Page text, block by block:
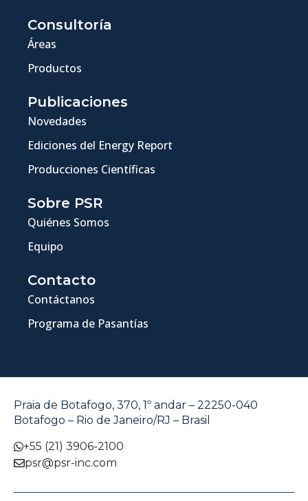
Consultoría
Áreas
Productos
Publicaciones
Novedades
Ediciones del Energy Report
Producciones Científicas
Sobre PSR
Quiénes Somos
Equipo
Contacto
Contáctanos
Programa de Pasantías
Praia de Botafogo, 370, 1º andar – 22250-040
Botafogo – Rio de Janeiro/RJ – Brasil
+55 (21) 3906-2100
psr@psr-inc.com